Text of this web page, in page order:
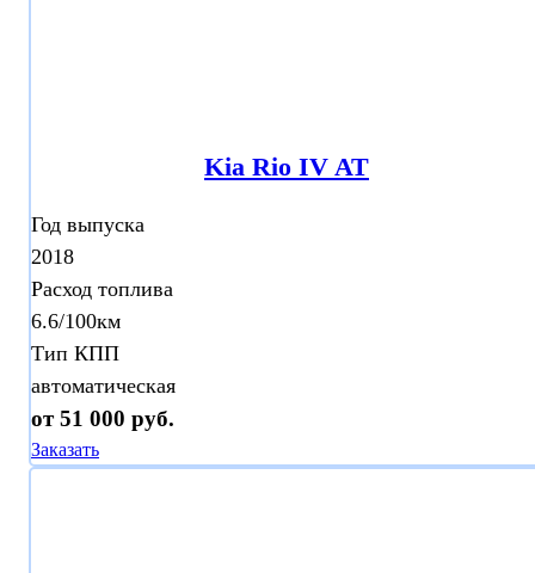
Kia Rio IV AT
Год выпуска
2018
Расход топлива
6.6/100км
Тип КПП
автоматическая
от 51 000 руб.
Заказать